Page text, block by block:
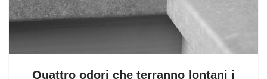
Quattro odori che terranno lontani i